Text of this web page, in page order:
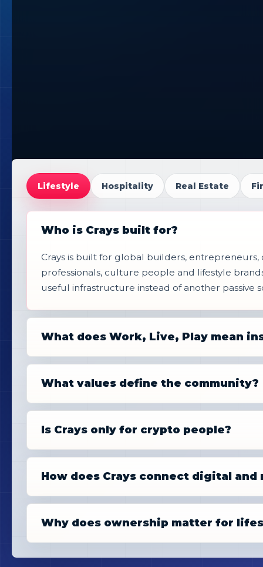
Lifestyle Hospitality Real Estate
Who is Crays built for?
Crays is built for global builders, entrepreneurs,
professionals, culture people and lifestyle
useful infrastructure instead of another passive
What does Work, Live, Play mean
What values define the community?
Is Crays only for crypto people?
How does Crays connect digital and
Why does ownership matter for